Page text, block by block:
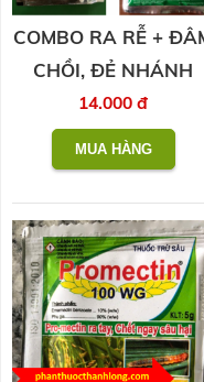
COMBO RA RỄ +
CHỒI, ĐẺ NHÁNH
14.000 đ